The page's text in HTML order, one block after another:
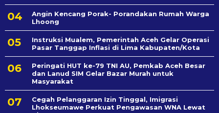
Angin Kencang Porak- Porandakan Rumah Warga
Lhoong
Instruksi Mualem, Pemerintah Aceh Gelar Operasi
Pasar Tanggap Inflasi di Lima Kabupaten/Kota
Peringati HUT ke-79 TNI AU, Pemkab Aceh Besar
dan Lanud SIM Gelar Bazar Murah untuk
Masyarakat
Cegah Pelanggaran Izin Tinggal, Imigrasi
Lhokseumawe Perkuat Pengawasan WNA Lewat